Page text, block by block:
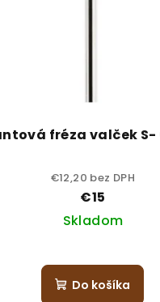
fréza valček S-
€12,20 bez DPH
€15
Skladom
Do košíka